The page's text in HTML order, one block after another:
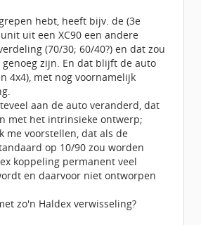
hebt, heeft bijv. de (3e
uit een XC90 een andere
(70/30; 60/40?) en dat zou
zijn. En dat blijft de auto
4x4), met nog voornamelijk
aan de auto veranderd, dat
met het intrinsieke ontwerp;
me voorstellen, dat als de
op 10/90 zou worden
koppeling permanent veel
en daarvoor niet ontworpen
zo'n Haldex verwisseling?